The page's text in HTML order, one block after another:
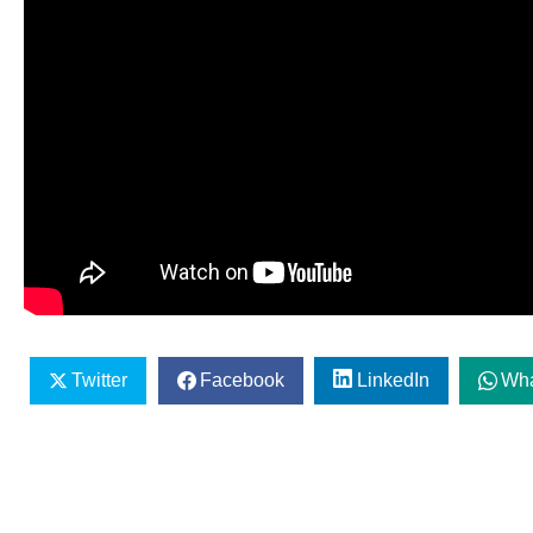
Twitter Facebook LinkedIn